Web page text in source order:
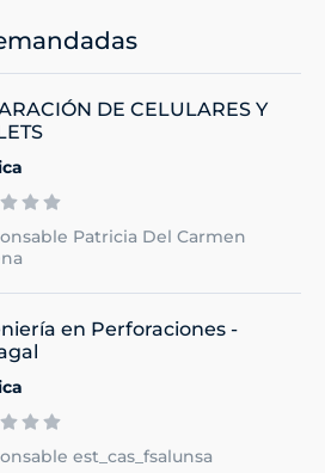
DE CELULARES Y
Patricia Del Carmen
en Perforaciones -
est_cas_fsalunsa